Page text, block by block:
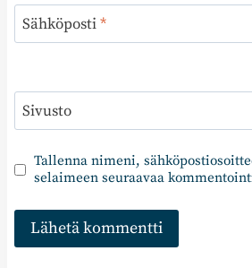
Sähköposti*
Sivusto
Tallenna nimeni,
selaimeen seuraavaa